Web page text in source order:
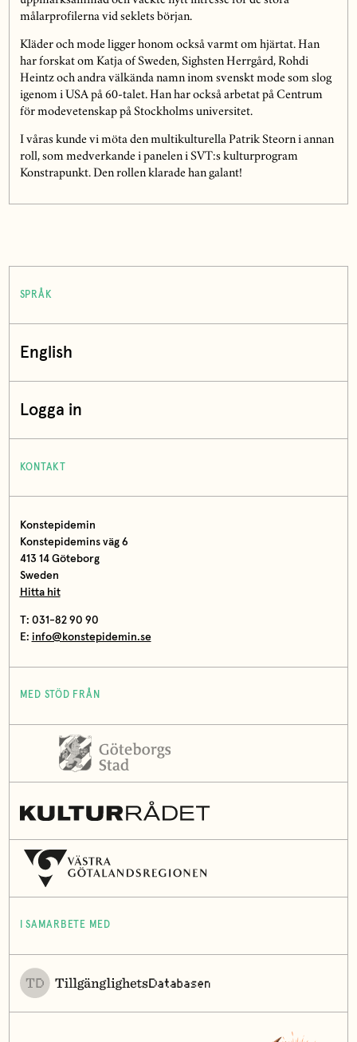
målarprofilerna vid seklets början.
Kläder och mode ligger honom också varmt om hjärtat. Han
har forskat om Katja of Sweden, Sighsten Herrgård, Rohdi
Heintz och andra välkända namn inom svenskt mode som slog
igenom i USA på 60-talet. Han har också arbetat på Centrum
för modevetenskap på Stockholms universitet.
I våras kunde vi möta den multikulturella Patrik Steorn i annan
roll, som medverkande i panelen i SVT:s kulturprogram
Konstrapunkt. Den rollen klarade han galant!
SPRÅK
English
Logga in
KONTAKT
Konstepidemin
Konstepidemins väg 6
413 14 Göteborg
Sweden
Hitta hit
T: 031-82 90 90
E: info@konstepidemin.se
MED STÖD FRÅN
I SAMARBETE MED